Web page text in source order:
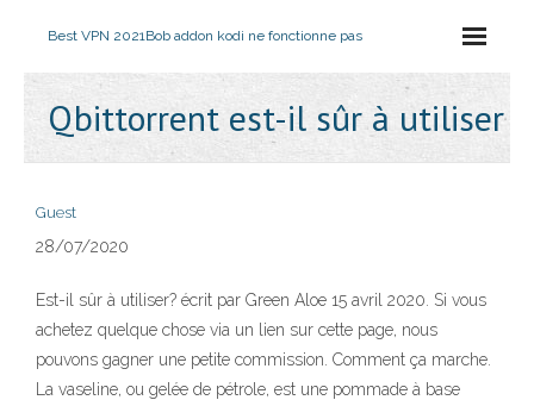
Best VPN 2021Bob addon kodi ne fonctionne pas
Qbittorrent est-il sûr à utiliser
Guest
28/07/2020
Est-il sûr à utiliser? écrit par Green Aloe 15 avril 2020. Si vous
achetez quelque chose via un lien sur cette page, nous
pouvons gagner une petite commission. Comment ça marche.
La vaseline, ou gelée de pétrole, est une pommade à base